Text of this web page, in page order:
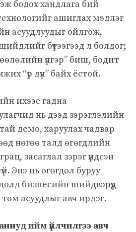
бодох хандлага бий
ашиглах мэдлэг
асуудлуудыг ойлгож,
бүтээгээд л болдог;
үлгэр” биш, бодит
“үр дүн” байх ёстой.
ихээс гадна
нь дээд зэрэглэлийн
демо, харуулах чадвар
нөгөө талд өгөгдлийн
засаглал зэрэг үндсэн
Энэ нь өгөгдөл буруу
бизнесийн шийдвэрүүд
том асуудлыг авч ирдэг.
ийм үйлчилгээ авч